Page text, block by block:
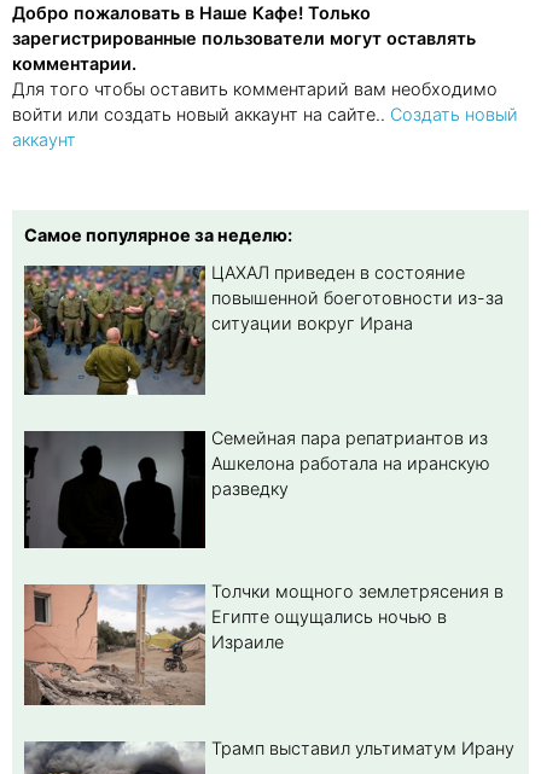
Добро пожаловать в Наше Кафе! Только
зарегистрированные пользователи могут оставлять
комментарии.
Для того чтобы оставить комментарий вам необходимо
войти или создать новый аккаунт на сайте.. Создать новый
аккаунт
Самое популярное за неделю:
ЦАХАЛ приведен в состояние
повышенной боеготовности из-за
ситуации вокруг Ирана
Семейная пара репатриантов из
Ашкелона работала на иранскую
разведку
Толчки мощного землетрясения в
Египте ощущались ночью в
Израиле
Трамп выставил ультиматум Ирану